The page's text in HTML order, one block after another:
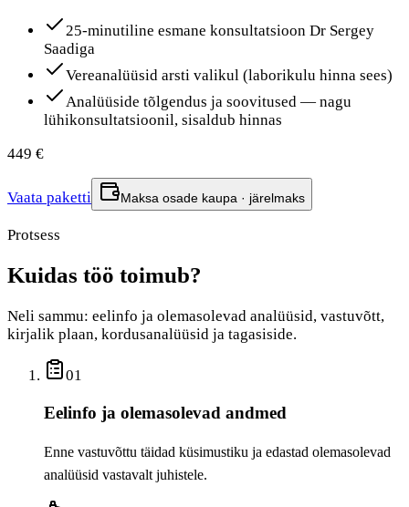
25-minutiline esmane konsultatsioon Dr Sergey
Saadiga
Vereanalüüsid arsti valikul (laborikulu hinna sees)
Analüüside tõlgendus ja soovitused — nagu
lühikonsultatsioonil, sisaldub hinnas
449 €
Vaata paketti Maksa osade kaupa · järelmaks
Protsess
Kuidas töö toimub?
Neli sammu: eelinfo ja olemasolevad analüüsid, vastuvõtt,
kirjalik plaan, kordusanalüüsid ja tagasiside.
01
Eelinfo ja olemasolevad andmed
Enne vastuvõttu täidad küsimustiku ja edastad olemasolevad
analüüsid vastavalt juhistele.